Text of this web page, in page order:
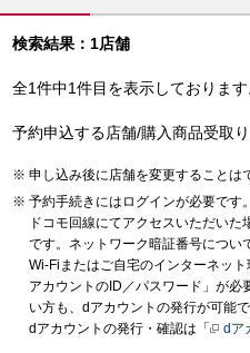
検索結果：1店舗
全1件中1件目を表示しておりま
予約申込する店舗/購入商品受取
申し込み後に店舗を変更することは
予約手続きにはログインが必要です。
ドコモ回線にてアクセスいただい
です。ネットワーク暗証番号につい
Wi-Fiまたはご自宅のインターネッ
アカウントのID／パスワード」が必
い方も、dアカウントの発行が可能で
dアカウントの発行・確認は「
dア